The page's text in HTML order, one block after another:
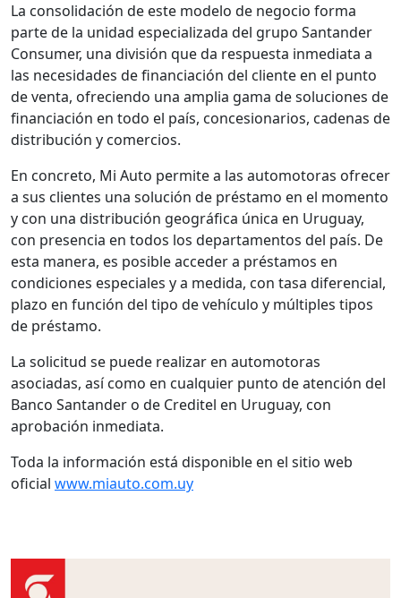
La consolidación de este modelo de negocio forma
parte de la unidad especializada del grupo Santander
Consumer, una división que da respuesta inmediata a
las necesidades de financiación del cliente en el punto
de venta, ofreciendo una amplia gama de soluciones de
financiación en todo el país, concesionarios, cadenas de
distribución y comercios.
En concreto, Mi Auto permite a las automotoras ofrecer
a sus clientes una solución de préstamo en el momento
y con una distribución geográfica única en Uruguay,
con presencia en todos los departamentos del país. De
esta manera, es posible acceder a préstamos en
condiciones especiales y a medida, con tasa diferencial,
plazo en función del tipo de vehículo y múltiples tipos
de préstamo.
La solicitud se puede realizar en automotoras
asociadas, así como en cualquier punto de atención del
Banco Santander o de Creditel en Uruguay, con
aprobación inmediata.
Toda la información está disponible en el sitio web
oficial www.miauto.com.uy